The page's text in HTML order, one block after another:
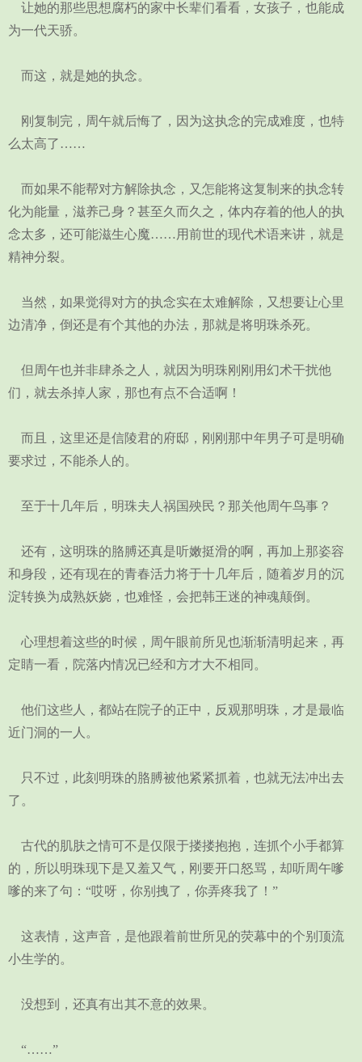
让她的那些思想腐朽的家中长辈们看看，女孩子，也能成
为一代天骄。
而这，就是她的执念。
刚复制完，周午就后悔了，因为这执念的完成难度，也特
么太高了……
而如果不能帮对方解除执念，又怎能将这复制来的执念转
化为能量，滋养己身？甚至久而久之，体内存着的他人的执
念太多，还可能滋生心魔……用前世的现代术语来讲，就是
精神分裂。
当然，如果觉得对方的执念实在太难解除，又想要让心里
边清净，倒还是有个其他的办法，那就是将明珠杀死。
但周午也并非肆杀之人，就因为明珠刚刚用幻术干扰他
们，就去杀掉人家，那也有点不合适啊！
而且，这里还是信陵君的府邸，刚刚那中年男子可是明确
要求过，不能杀人的。
至于十几年后，明珠夫人祸国殃民？那关他周午鸟事？
还有，这明珠的胳膊还真是听嫩挺滑的啊，再加上那姿容
和身段，还有现在的青春活力将于十几年后，随着岁月的沉
淀转换为成熟妖娆，也难怪，会把韩王迷的神魂颠倒。
心理想着这些的时候，周午眼前所见也渐渐清明起来，再
定睛一看，院落内情况已经和方才大不相同。
他们这些人，都站在院子的正中，反观那明珠，才是最临
近门洞的一人。
只不过，此刻明珠的胳膊被他紧紧抓着，也就无法冲出去
了。
古代的肌肤之情可不是仅限于搂搂抱抱，连抓个小手都算
的，所以明珠现下是又羞又气，刚要开口怒骂，却听周午嗲
嗲的来了句：“哎呀，你别拽了，你弄疼我了！”
这表情，这声音，是他跟着前世所见的荧幕中的个别顶流
小生学的。
没想到，还真有出其不意的效果。
“……”